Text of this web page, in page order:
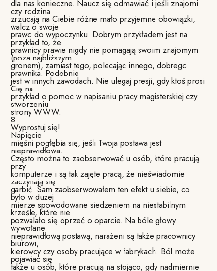
dla nas konieczne. Naucz się odmawiać i jeśli znajomi
czy rodzina
zrzucają na Ciebie różne mało przyjemne obowiązki,
walcz o swoje
prawo do wypoczynku. Dobrym przykładem jest na
przykład to, że
prawnicy prawie nigdy nie pomagają swoim znajomym
(poza najbliższym
gronem), zamiast tego, polecając innego, dobrego
prawnika. Podobnie
jest w innych zawodach. Nie ulegaj presji, gdy ktoś prosi
Cię na
przykład o pomoc w napisaniu pracy magisterskiej czy
stworzeniu
strony WWW.
8
Wyprostuj się!
Napięcie
mięśni pogłębia się, jeśli Twoja postawa jest
nieprawidłowa.
Często można to zaobserwować u osób, które pracują
przy
komputerze i są tak zajęte pracą, że nieświadomie
zaczynają się
garbić. Sam zaobserwowałem ten efekt u siebie, co
było w dużej
mierze spowodowane siedzeniem na niestabilnym
krześle, które nie
pozwalało się oprzeć o oparcie. Na bóle głowy
wywołane
nieprawidłową postawą, narażeni są także pracownicy
biurowi,
kierowcy czy osoby pracujące w fabrykach. Ból może
pojawiać się
także u osób, które pracują na stojąco, gdy nadmiernie